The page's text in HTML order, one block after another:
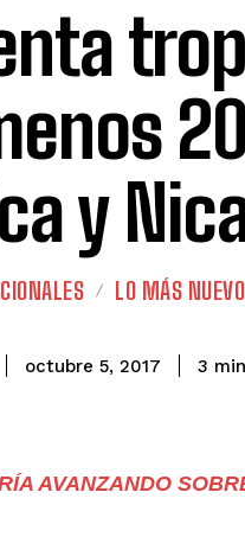
y
LO MÁS NUEVO
octubre 5, 2017 3
AVANZANDO